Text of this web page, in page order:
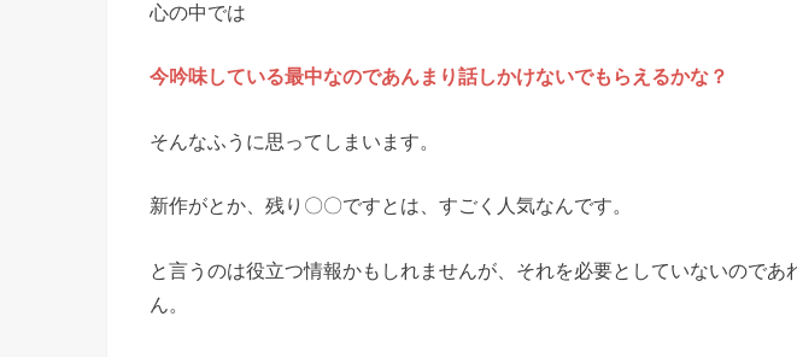
心の中では
今吟味している最中なのであんまり話しかけないでもらえるかな？
そんなふうに思ってしまいます。
新作がとか、残り〇〇ですとは、すごく人気なんです。
と言うのは役立つ情報かもしれませんが、それを必要としていないのであ
ん。